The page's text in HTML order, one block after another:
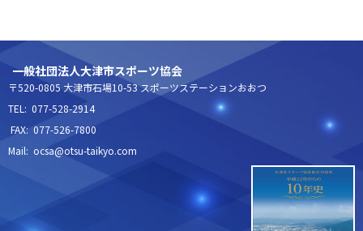
一般社団法人大津市スポーツ協会
〒520-0805 大津市石場10-53 スポーツステーションおおつ
TEL: 077-528-2914
FAX: 077-526-7800
Mail: ocsa@otsu-taikyo.com